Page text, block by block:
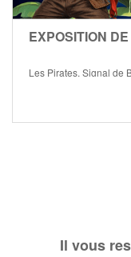
EXPOSITION
Les Pirates, Signal de
Il vous